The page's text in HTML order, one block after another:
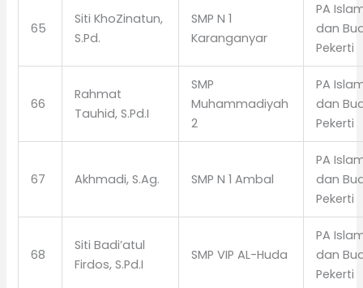
65
Siti KhoZinatun,
S.Pd.
SMP N 1
Karanganyar
PA
dan
Pekerti
66
Rahmat
Tauhid, S.Pd.I
SMP
Muhammadiyah
2
PA
dan
Pekerti
67 Akhmadi, S.Ag. SMP N 1 Ambal
PA
dan
Pekerti
68
Siti Badi’atul
Firdos, S.Pd.I
SMP VIP AL-Huda
PA
dan
Pekerti